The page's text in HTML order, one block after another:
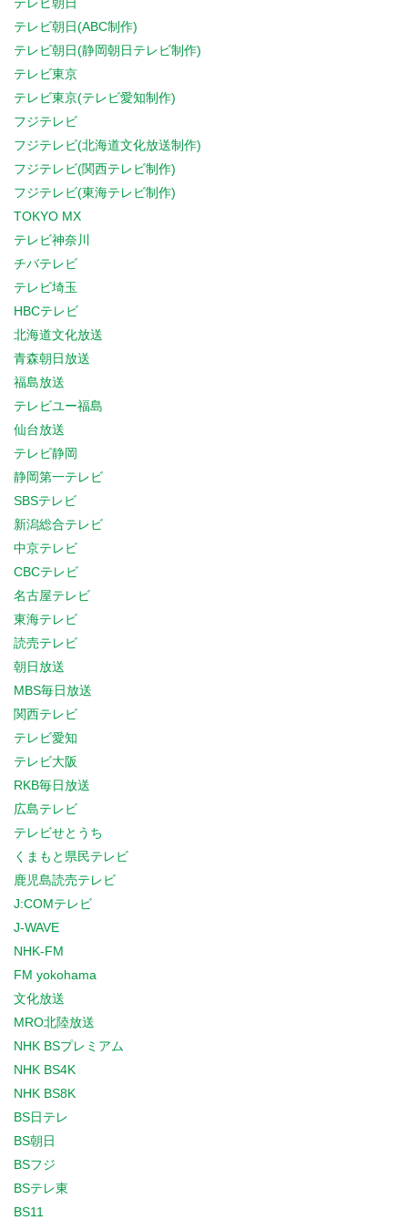
テレビ朝日(ABC制作)
テレビ朝日(静岡朝日テレビ制作)
テレビ東京
テレビ東京(テレビ愛知制作)
フジテレビ
フジテレビ(北海道文化放送制作)
フジテレビ(関西テレビ制作)
フジテレビ(東海テレビ制作)
TOKYO MX
テレビ神奈川
チバテレビ
テレビ埼玉
HBCテレビ
北海道文化放送
青森朝日放送
福島放送
テレビユー福島
仙台放送
テレビ静岡
静岡第一テレビ
SBSテレビ
新潟総合テレビ
中京テレビ
CBCテレビ
名古屋テレビ
東海テレビ
読売テレビ
朝日放送
MBS毎日放送
関西テレビ
テレビ愛知
テレビ大阪
RKB毎日放送
広島テレビ
テレビせとうち
くまもと県民テレビ
鹿児島読売テレビ
J:COMテレビ
J-WAVE
NHK-FM
FM yokohama
文化放送
MRO北陸放送
NHK BSプレミアム
NHK BS4K
NHK BS8K
BS日テレ
BS朝日
BSフジ
BSテレ東
BS11